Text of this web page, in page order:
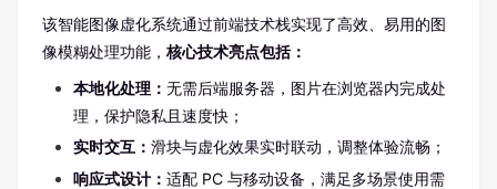
该智能图像虚化系统通过前端技术栈实现了高效、易用的图
像模糊处理功能， 核心技术亮点包括：
本地化处理： 无需后端服务器，图片在浏览器内完成处
理，保护隐私且速度快；
实时交互： 滑块与虚化效果实时联动，调整体验流畅；
响应式设计： 适配 PC 与移动设备，满足多场景使用需